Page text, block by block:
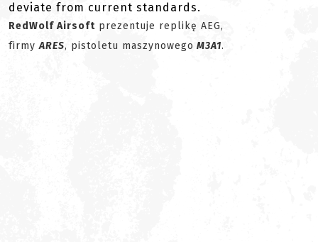
deviate from current standards.
RedWolf Airsoft prezentuje replikę AEG,
firmyARES, pistoletu maszynowego M3A1.